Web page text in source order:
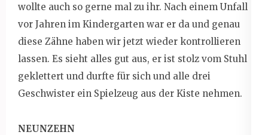
wollte auch so gerne mal zu ihr. Nach einem Unfall
vor Jahren im Kindergarten war er da und genau
diese Zähne haben wir jetzt wieder kontrollieren
lassen. Es sieht alles gut aus, er ist stolz vom Stuhl
geklettert und durfte für sich und alle drei
Geschwister ein Spielzeug aus der Kiste nehmen.
NEUNZEHN